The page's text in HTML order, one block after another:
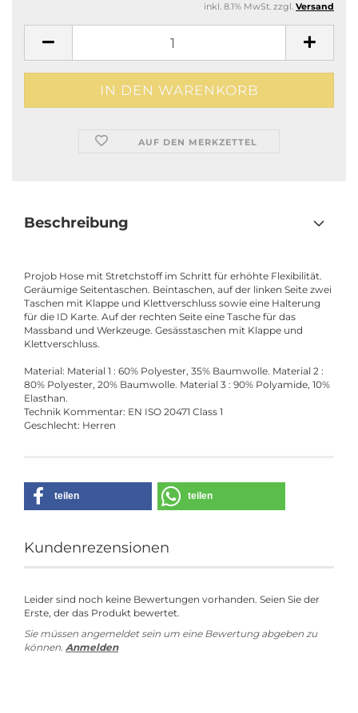
inkl. 8.1% MwSt. zzgl. Versand
AUF DEN MERKZETTEL
Beschreibung
Projob Hose mit Stretchstoff im Schritt für erhöhte Flexibilität.
Geräumige Seitentaschen. Beintaschen, auf der linken Seite zwei
Taschen mit Klappe und Klettverschluss sowie eine Halterung
für die ID Karte. Auf der rechten Seite eine Tasche für das
Massband und Werkzeuge. Gesässtaschen mit Klappe und
Klettverschluss.
Material: Material 1 : 60% Polyester, 35% Baumwolle. Material 2 :
80% Polyester, 20% Baumwolle. Material 3 : 90% Polyamide, 10%
Elasthan.
Technik Kommentar: EN ISO 20471 Class 1
Geschlecht: Herren
teilen teilen
Kundenrezensionen
Leider sind noch keine Bewertungen vorhanden. Seien Sie der
Erste, der das Produkt bewertet.
Sie müssen angemeldet sein um eine Bewertung abgeben zu
können. Anmelden